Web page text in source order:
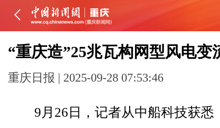
“重庆造”25兆瓦构网型风电变
重庆日报 | 2025-09-28 07:53:46
9月26日，记者从中船科技获悉